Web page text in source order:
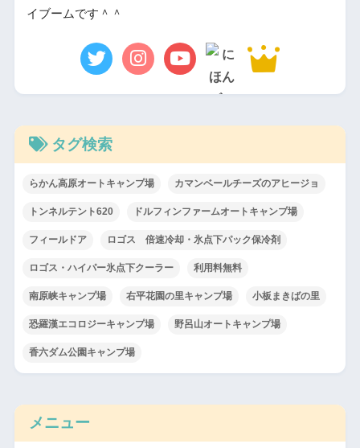
イブームです＾＾
タグ検索
らかん高原オートキャンプ場 カマンベールチーズのアヒージョ
トンネルテント620 ドルフィンファームオートキャンプ場
フィールドア ロゴス 倍速冷却・氷点下パック保冷剤
ロゴス・ハイパー氷点下クーラー 利用料無料
南原峡キャンプ場 右平花園の里キャンプ場 小板まきばの里
恐羅漢エコロジーキャンプ場 野呂山オートキャンプ場
香六ダム公園キャンプ場
メニュー